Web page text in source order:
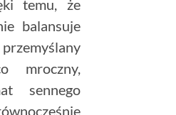
temu, że
balansuje
mroczny,
sennego